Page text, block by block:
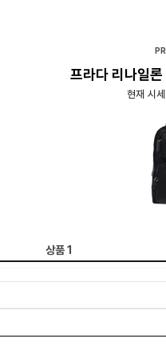
프라다 리나일
현재 시세
상품1